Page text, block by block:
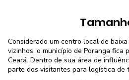
Considerado um centro local de
vizinhos, o município de Poranga fica
Ceará. Dentro de sua área de
parte dos visitantes para logística de